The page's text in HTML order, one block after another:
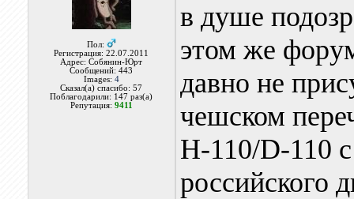
Пол:
Регистрация: 22.07.2011
Адрес: Собянин-Юрт
Сообщений: 443
Images: 4
Сказал(а) спасибо: 57
Поблагодарили: 147 раз(а)
Репутация: 9411
в душе
этом же
давно не
чешском
Н-110/D-110 с
российского